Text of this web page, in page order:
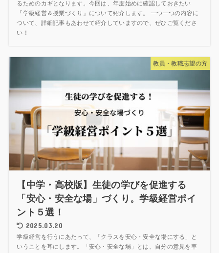
るためのカギとなります。今回は、年度始めに確認しておきたい
『学級経営＆授業づくり』について紹介します。 一つ一つの内容に
ついて、詳細記事もあわせて紹介していますので、ぜひご覧くださ
い！
教員・教職志望の方
【中学・高校版】生徒の学びを促進する
「安心・安全な場」づくり。学級経営ポイ
ント５選！
2025.03.20
学級経営を行うにあたって、「クラスを安心・安全な場にする」と
いうことを耳にします。「安心・安全な場」とは、自分の意見を率